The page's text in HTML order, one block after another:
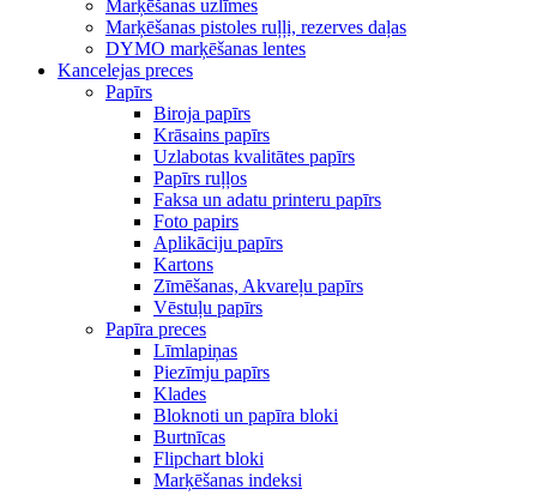
Marķēšanas uzlīmes
Marķēšanas pistoles ruļļi, rezerves daļas
DYMO marķēšanas lentes
Kancelejas preces
Papīrs
Biroja papīrs
Krāsains papīrs
Uzlabotas kvalitātes papīrs
Papīrs ruļļos
Faksa un adatu printeru papīrs
Foto papirs
Aplikāciju papīrs
Kartons
Zīmēšanas, Akvareļu papīrs
Vēstuļu papīrs
Papīra preces
Līmlapiņas
Piezīmju papīrs
Klades
Bloknoti un papīra bloki
Burtnīcas
Flipchart bloki
Marķēšanas indeksi